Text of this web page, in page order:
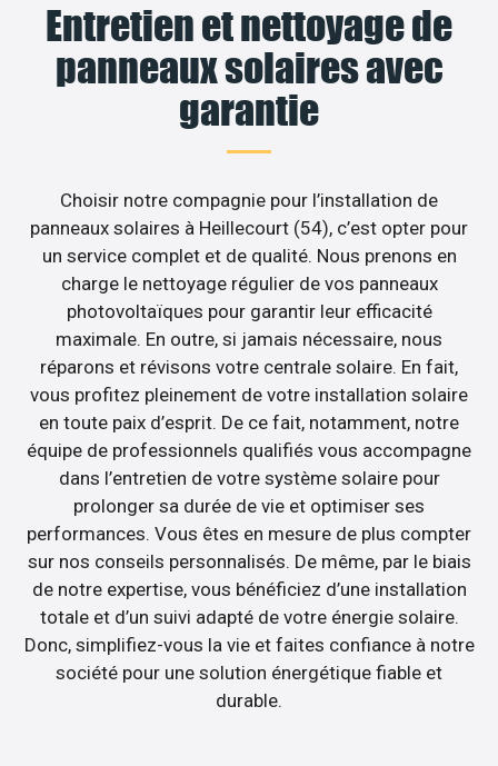
Entretien et nettoyage de
panneaux solaires avec
garantie
Choisir notre compagnie pour l’installation de
panneaux solaires à Heillecourt (54), c’est opter pour
un service complet et de qualité. Nous prenons en
charge le nettoyage régulier de vos panneaux
photovoltaïques pour garantir leur efficacité
maximale. En outre, si jamais nécessaire, nous
réparons et révisons votre centrale solaire. En fait,
vous profitez pleinement de votre installation solaire
en toute paix d’esprit. De ce fait, notamment, notre
équipe de professionnels qualifiés vous accompagne
dans l’entretien de votre système solaire pour
prolonger sa durée de vie et optimiser ses
performances. Vous êtes en mesure de plus compter
sur nos conseils personnalisés. De même, par le biais
de notre expertise, vous bénéficiez d’une installation
totale et d’un suivi adapté de votre énergie solaire.
Donc, simplifiez-vous la vie et faites confiance à notre
société pour une solution énergétique fiable et
durable.